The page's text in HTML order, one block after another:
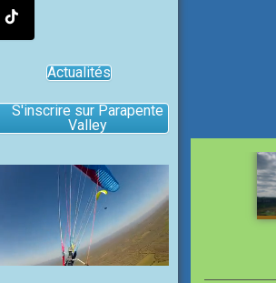
Actualités
S'inscrire sur Parapente
Valley